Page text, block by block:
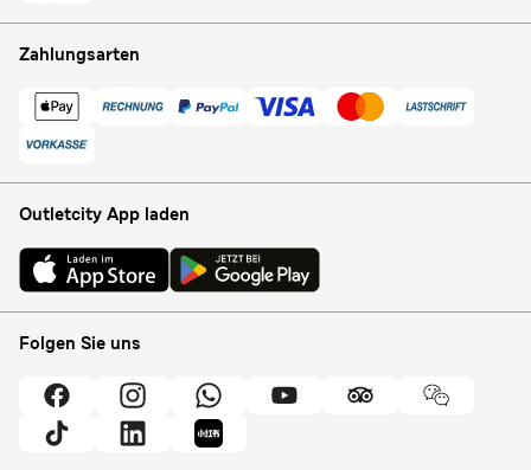
Zahlungsarten
Outletcity App laden
Folgen Sie uns